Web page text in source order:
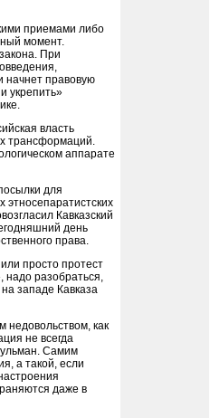
приемами либо
момент.
При
начнет правовую
укрепить»
власть
трансформаций.
аппарате
для
Кавказский
день
права.
просто протест
надо разобраться,
западе Кавказа
недовольством, как
не всегда
Самим
а такой, если
даже в